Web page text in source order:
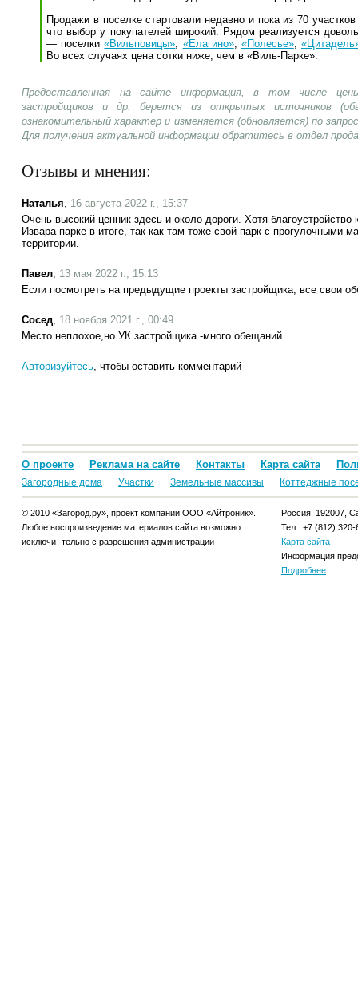
Продажи в поселке стартовали недавно и пока из 70
что выбор у покупателей широкий. Рядом реализуется
— поселки«Вильповицы», «Елагино», «Полесье»,
Во всех случаях цена сотки ниже, чем в «Виль-Парке».
Предоставленная на сайте информация, в том числе
застройщиков и др. берется из открытых источников
ознакомительный характер и изменяется (обновляется) по
Для получения актуальной информации обратитесь в отдел
Отзывы и мнения:
Наталья, 16 августа 2022 г., 15:37
Очень высокий ценник здесь и около дороги. Хотя
Извара парке в итоге, так как там тоже свой парк с прогулочными
территории.
Павел, 13 мая 2022 г., 15:13
Если посмотреть на предыдущие проекты застройщика, все свои
Сосед, 18 ноября 2021 г., 00:49
Место неплохое,но УК застройщика -много обещаний….
Авторизуйтесь, чтобы оставить комментарий
О проекте Реклама на сайте Контакты Карта сайта
Загородные дома Участки Земельные массивы Коттеджные
© 2010 «Загород.ру», проект компании ООО «Айтроник».
Любое воспроизведение материалов сайта возможно
исключи- тельно с разрешения администрации
Россия, 192007,
Тел.: +7 (812) 320-
Карта сайта
Информация
Подробнее